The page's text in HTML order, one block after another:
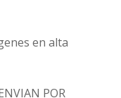
en alta
POR